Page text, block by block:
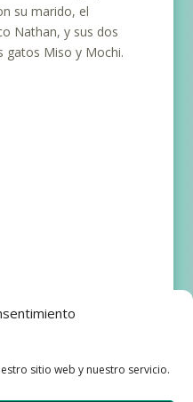
sitio web y nuestro servicio.
su marido, el
Nathan, y sus dos
gatos Miso y Mochi.